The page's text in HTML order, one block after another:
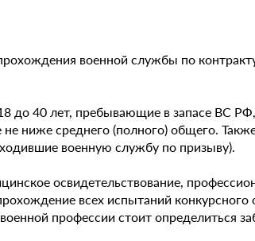
военной службы по
до 40 лет, пребывающие в запасе ВС
ниже среднего (полного) общего.
военную службу по призыву).
освидетельствование,
всех испытаний
профессии стоит определиться